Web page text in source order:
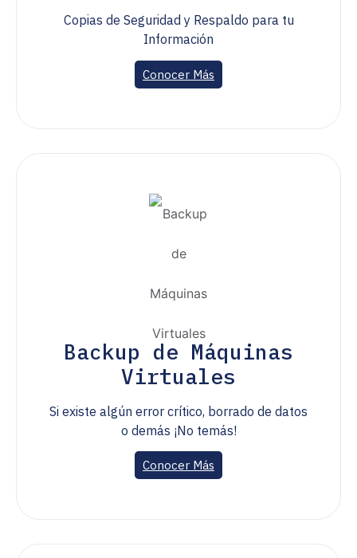
Copias de Seguridad y Respaldo para tu
Información
Conocer Más
Backup de Máquinas
Virtuales
Si existe algún error crítico, borrado de datos
o demás ¡No temás!
Conocer Más